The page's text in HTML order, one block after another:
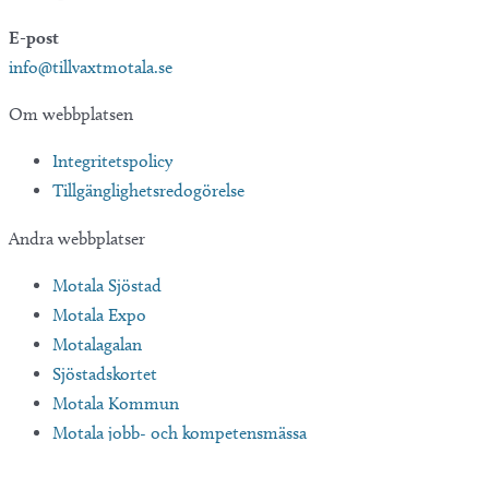
E-post
info@tillvaxtmotala.se
Om webbplatsen
Integritetspolicy
Tillgänglighetsredogörelse
Andra webbplatser
Motala Sjöstad
Motala Expo
Motalagalan
Sjöstadskortet
Motala Kommun
Motala jobb- och kompetensmässa